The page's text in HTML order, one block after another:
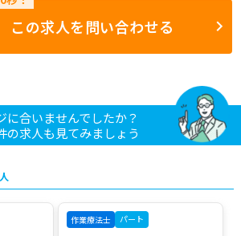
この求人を問い合わせる
に合いませんでしたか？
の求人も見てみましょう
作業療法士 パート